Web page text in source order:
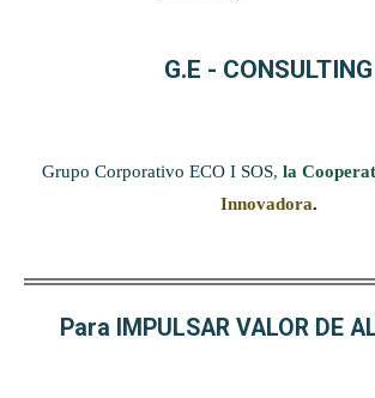
G.E - CONSULTING
Grupo Corporativo ECO I SOS, la
Innovadora.
Para IMPULSAR VALOR DE